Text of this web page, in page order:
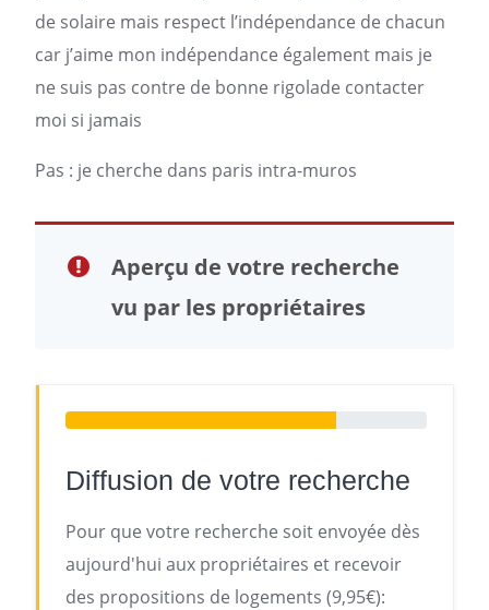
de solaire mais respect l’indépendance de chacun
car j’aime mon indépendance également mais je
ne suis pas contre de bonne rigolade contacter
moi si jamais
Pas : je cherche dans paris intra-muros
Aperçu de votre recherche
vu par les propriétaires
Diffusion de votre recherche
Pour que votre recherche soit envoyée dès
aujourd'hui aux propriétaires et recevoir
des propositions de logements (9,95€):